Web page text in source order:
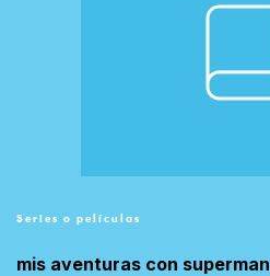
Series o películas
mis aventuras con superman